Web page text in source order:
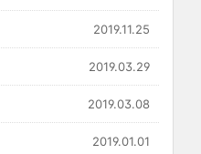
2019.11.25
2019.03.29
2019.03.08
2019.01.01